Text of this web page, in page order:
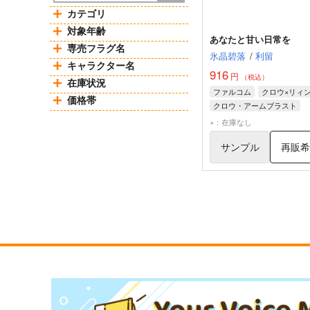
カテゴリ
対象年齢
専売フラグ名
キャラクター名
在庫状況
価格帯
あなたと甘い日常を
氷晶碧落 / 利留
916 円 （税込）
ファルコム
クロウ×リィ
クロウ・アームブラスト
リィン・シュバルツァー
×：在庫なし
サンプル 再販